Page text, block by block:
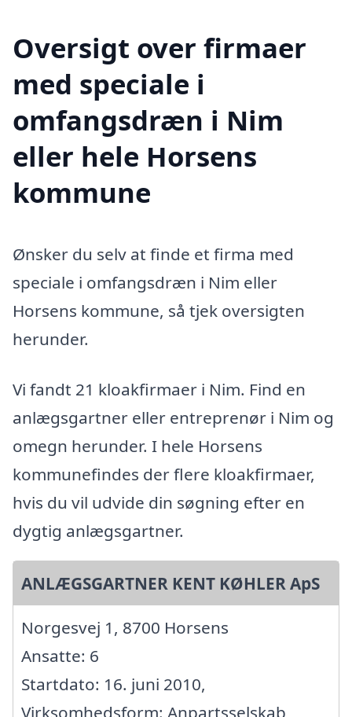
Oversigt over firmaer
med speciale i
omfangsdræn i Nim
eller hele Horsens
kommune
Ønsker du selv at finde et firma med
speciale i omfangsdræn i Nim eller
Horsens kommune, så tjek oversigten
herunder.
Vi fandt 21 kloakfirmaer i Nim. Find en
anlægsgartner eller entreprenør i Nim og
omegn herunder. I hele Horsens
kommunefindes der flere kloakfirmaer,
hvis du vil udvide din søgning efter en
dygtig anlægsgartner.
ANLÆGSGARTNER KENT KØHLER ApS
Norgesvej 1, 8700 Horsens
Ansatte: 6
Startdato: 16. juni 2010,
Virksomhedsform: Anpartsselskab